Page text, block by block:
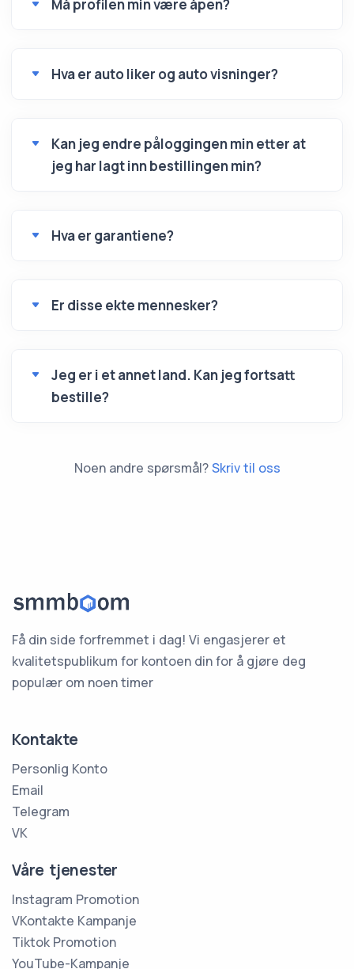
Må profilen min være åpen?
Hva er auto liker og auto visninger?
Kan jeg endre påloggingen min etter at
jeg har lagt inn bestillingen min?
Hva er garantiene?
Er disse ekte mennesker?
Jeg er i et annet land. Kan jeg fortsatt
bestille?
Noen andre spørsmål?Skriv til oss
Få din side forfremmet i dag! Vi engasjerer et
kvalitetspublikum for kontoen din for å gjøre deg
populær om noen timer
Kontakte
Personlig Konto
Email
Telegram
VK
Våre tjenester
Instagram Promotion
VKontakte Kampanje
Tiktok Promotion
YouTube-Kampanje